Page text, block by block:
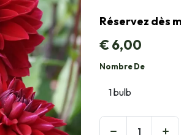
Réservez dès
€6,00
Nombre De